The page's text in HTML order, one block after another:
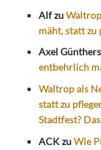
Alfzu
mäht, statt zu
Axel
entbehrlich
Waltrop als
statt zu
Stadtfest?
ACKzuWie